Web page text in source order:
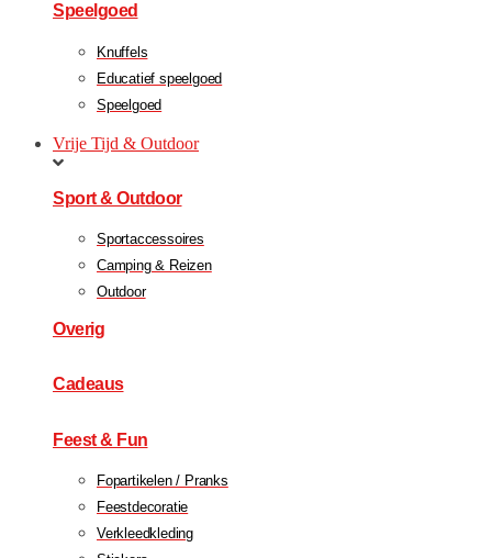
Speelgoed
Knuffels
Educatief speelgoed
Speelgoed
Vrije Tijd & Outdoor
Sport & Outdoor
Sportaccessoires
Camping & Reizen
Outdoor
Overig
Cadeaus
Feest & Fun
Fopartikelen / Pranks
Feestdecoratie
Verkleedkleding